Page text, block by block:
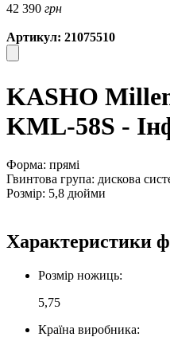
42 390 грн
Артикул: 21075510
KASHO
KML-58S -
Форма: прямі
Гвинтова група: дискова
Розмір: 5,8 дюйми
Характеристики
Розмір ножиць:
5,75
Країна виробника: